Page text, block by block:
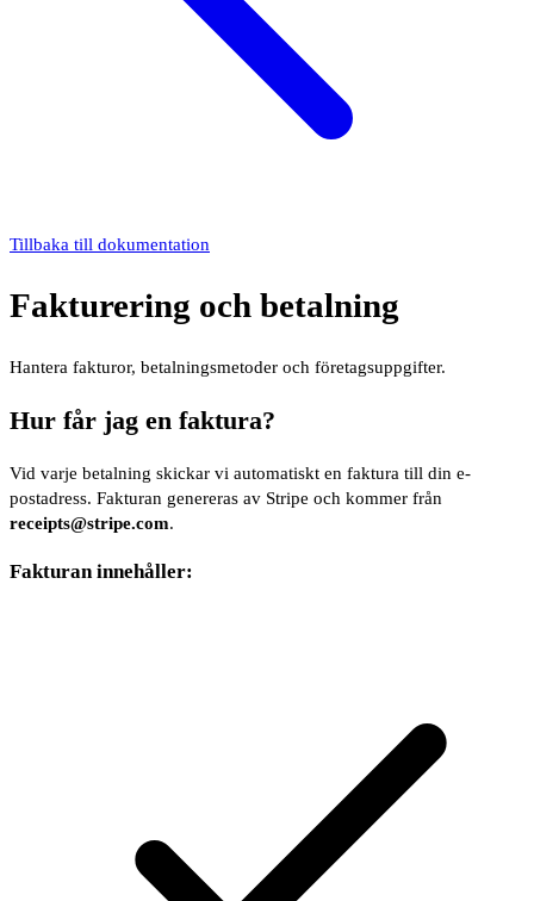
Tillbaka till dokumentation
Fakturering och betalning
Hantera fakturor, betalningsmetoder och företagsuppgifter.
Hur får jag en faktura?
Vid varje betalning skickar vi automatiskt en faktura till din e-
postadress. Fakturan genereras av Stripe och kommer från
receipts@stripe.com.
Fakturan innehåller: